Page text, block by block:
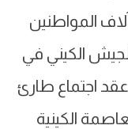
المواطنين
الكيني في
اجتماع طارئ
الكينية